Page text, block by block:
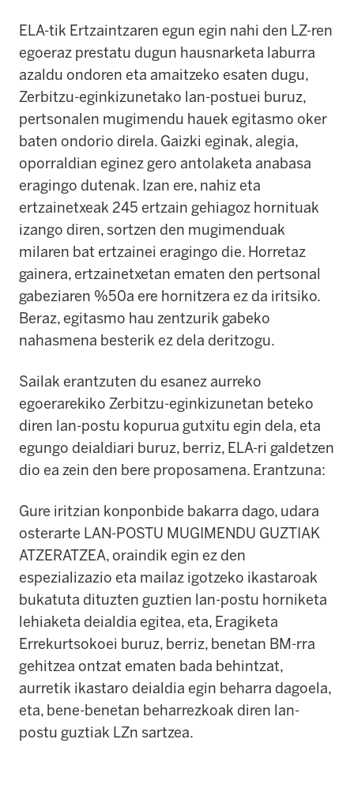
ELA-tik Ertzaintzaren egun egin nahi den LZ-ren
egoeraz prestatu dugun hausnarketa laburra
azaldu ondoren eta amaitzeko esaten dugu,
Zerbitzu-eginkizunetako lan-postuei buruz,
pertsonalen mugimendu hauek egitasmo oker
baten ondorio direla. Gaizki eginak, alegia,
oporraldian eginez gero antolaketa anabasa
eragingo dutenak. Izan ere, nahiz eta
ertzainetxeak 245 ertzain gehiagoz hornituak
izango diren, sortzen den mugimenduak
milaren bat ertzainei eragingo die. Horretaz
gainera, ertzainetxetan ematen den pertsonal
gabeziaren %50a ere hornitzera ez da iritsiko.
Beraz, egitasmo hau zentzurik gabeko
nahasmena besterik ez dela deritzogu.
Sailak erantzuten du esanez aurreko
egoerarekiko Zerbitzu-eginkizunetan beteko
diren lan-postu kopurua gutxitu egin dela, eta
egungo deialdiari buruz, berriz, ELA-ri galdetzen
dio ea zein den bere proposamena. Erantzuna:
Gure iritzian konponbide bakarra dago, udara
osterarte LAN-POSTU MUGIMENDU GUZTIAK
ATZERATZEA, oraindik egin ez den
espezializazio eta mailaz igotzeko ikastaroak
bukatuta dituzten guztien lan-postu horniketa
lehiaketa deialdia egitea, eta, Eragiketa
Errekurtsokoei buruz, berriz, benetan BM-rra
gehitzea ontzat ematen bada behintzat,
aurretik ikastaro deialdia egin beharra dagoela,
eta, bene-benetan beharrezkoak diren lan-
postu guztiak LZn sartzea.